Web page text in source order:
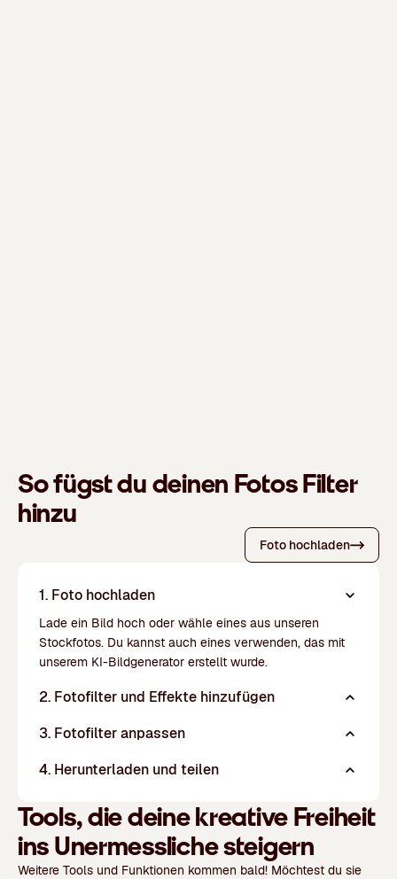
So fügst du deinen Fotos Filter
hinzu
Foto hochladen
1. Foto hochladen
Lade ein Bild hoch oder wähle eines aus unseren
Stockfotos. Du kannst auch eines verwenden, das mit
unserem KI-Bildgenerator erstellt wurde.
2. Fotofilter und Effekte hinzufügen
3. Fotofilter anpassen
4. Herunterladen und teilen
Tools, die deine kreative Freiheit
ins Unermessliche steigern
Weitere Tools und Funktionen kommen bald! Möchtest du sie